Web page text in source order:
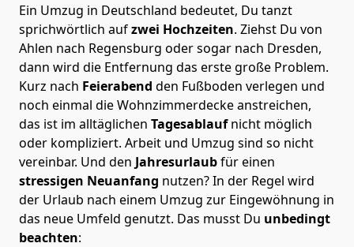
Ein Umzug in Deutschland bedeutet, Du tanzt
sprichwörtlich aufzwei Hochzeiten. Ziehst Du von
Ahlen nach Regensburg oder sogar nach Dresden,
dann wird die Entfernung das erste große Problem.
Kurz nach Feierabend den Fußboden verlegen und
noch einmal die Wohnzimmerdecke anstreichen,
das ist im alltäglichen Tagesablaufnicht möglich
oder kompliziert. Arbeit und Umzug sind so nicht
vereinbar. Und den Jahresurlaubfür einen
stressigen Neuanfang nutzen? In der Regel wird
der Urlaub nach einem Umzug zur Eingewöhnung in
das neue Umfeld genutzt. Das musst Du unbedingt
beachten: